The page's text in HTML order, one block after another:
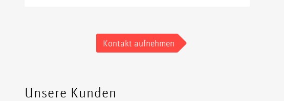
Kontakt aufnehmen
Unsere Kunden